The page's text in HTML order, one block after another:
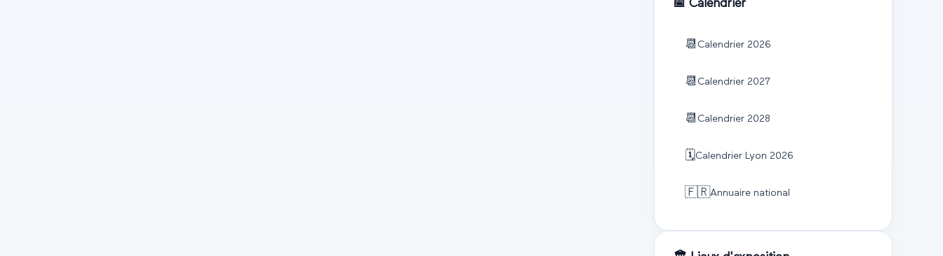
📅 Calendrier
📆 Calendrier 2026
📆 Calendrier 2027
📆 Calendrier 2028
🗓️Calendrier Lyon 2026
🇫🇷Annuaire national